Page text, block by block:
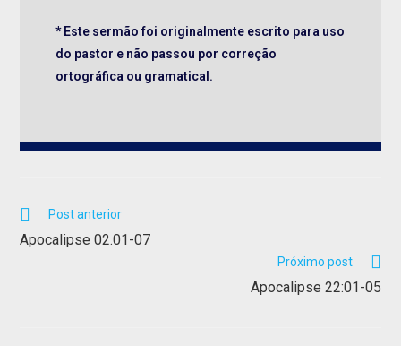
* Este sermão foi originalmente escrito para uso
do pastor e não passou por correção
ortográfica ou gramatical.
Post anterior
Apocalipse 02.01-07
Próximo post
Apocalipse 22:01-05